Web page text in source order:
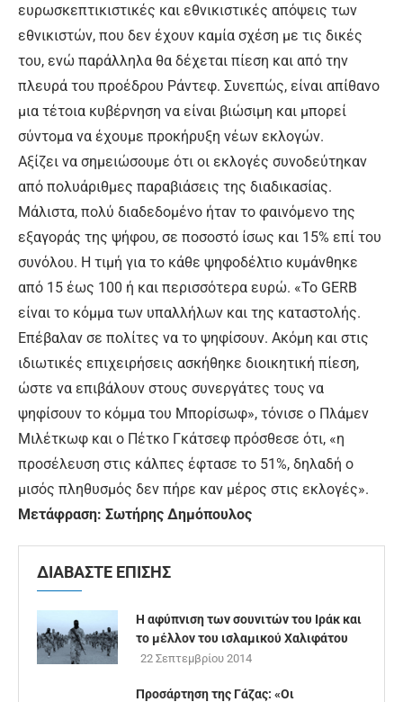
ευρωσκεπτικιστικές και εθνικιστικές απόψεις των
εθνικιστών, που δεν έχουν καμία σχέση με τις δικές
του, ενώ παράλληλα θα δέχεται πίεση και από την
πλευρά του προέδρου Ράντεφ. Συνεπώς, είναι απίθανο
μια τέτοια κυβέρνηση να είναι βιώσιμη και μπορεί
σύντομα να έχουμε προκήρυξη νέων εκλογών.
Αξίζει να σημειώσουμε ότι οι εκλογές συνοδεύτηκαν
από πολυάριθμες παραβιάσεις της διαδικασίας.
Μάλιστα, πολύ διαδεδομένο ήταν το φαινόμενο της
εξαγοράς της ψήφου, σε ποσοστό ίσως και 15% επί του
συνόλου. Η τιμή για το κάθε ψηφοδέλτιο κυμάνθηκε
από 15 έως 100 ή και περισσότερα ευρώ. «Το GERB
είναι το κόμμα των υπαλλήλων και της καταστολής.
Επέβαλαν σε πολίτες να το ψηφίσουν. Ακόμη και στις
ιδιωτικές επιχειρήσεις ασκήθηκε διοικητική πίεση,
ώστε να επιβάλουν στους συνεργάτες τους να
ψηφίσουν το κόμμα του Μπορίσωφ», τόνισε ο Πλάμεν
Μιλέτκωφ και ο Πέτκο Γκάτσεφ πρόσθεσε ότι, «η
προσέλευση στις κάλπες έφτασε το 51%, δηλαδή ο
μισός πληθυσμός δεν πήρε καν μέρος στις εκλογές».
Μετάφραση: Σωτήρης Δημόπουλος
ΔΙΑΒΑΣΤΕ ΕΠΙΣΗΣ
H αφύπνιση των σουνιτών του Ιράκ και
το μέλλον του ισλαμικού Χαλιφάτου
22 Σεπτεμβρίου 2014
Προσάρτηση της Γάζας: «Οι